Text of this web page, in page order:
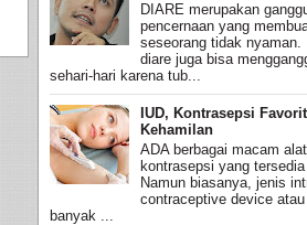
DIARE merupakan
pencernaan yang
seseorang tidak nyaman.
diare juga bisa
sehari-hari karena tub...
IUD, Kontrasepsi
Kehamilan
ADA berbagai macam alat
kontrasepsi yang tersedia
Namun biasanya, jenis
contraceptive device
banyak ...